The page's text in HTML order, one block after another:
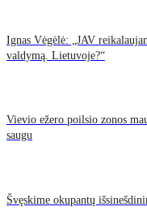
Ignas Vėgėlė: „JAV
valdymą. Lietuvoje?“
Vievio ežero poilsio zonos
saugu
Švęskime okupantų